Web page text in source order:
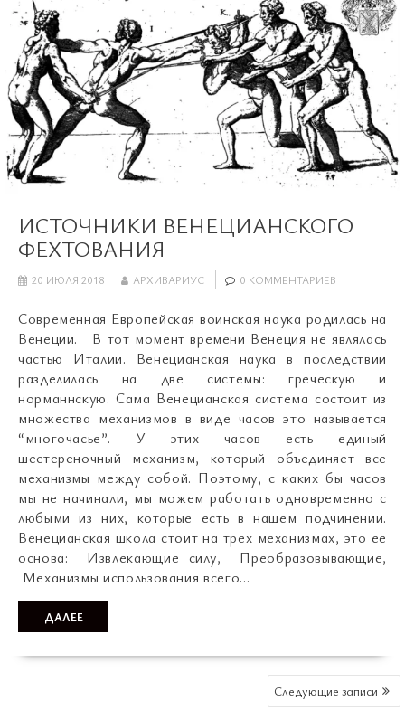
ИСТОЧНИКИ ВЕНЕЦИАНСКОГО
ФЕХТОВАНИЯ
20 ИЮЛЯ 2018 АРХИВАРИУС 0 КОММЕНТАРИЕВ
Современная Европейская воинская наука родилась на
Венеции. В тот момент времени Венеция не являлась
частью Италии. Венецианская наука в последствии
разделилась на две системы: греческую и
норманнскую. Сама Венецианская система состоит из
множества механизмов в виде часов это называется
“многочасье”. У этих часов есть единый
шестереночный механизм, который объединяет все
механизмы между собой. Поэтому, с каких бы часов
мы не начинали, мы можем работать одновременно с
любыми из них, которые есть в нашем подчинении.
Венецианская школа стоит на трех механизмах, это ее
основа: Извлекающие силу, Преобразовывающие,
Механизмы использования всего…
ДАЛЕЕ
Следующие записи